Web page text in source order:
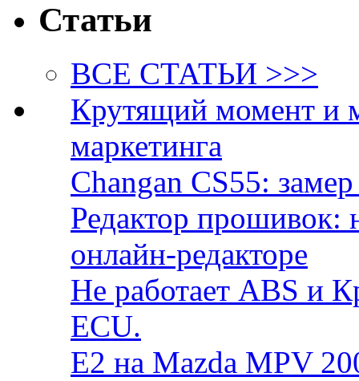
Статьи
ВСЕ СТАТЬИ >>>
Крутящий момент и
маркетинга
Changan CS55:
Редактор прошивок:
онлайн-редакторе
Не работает ABS и
ECU.
E2 на Mazda MPV